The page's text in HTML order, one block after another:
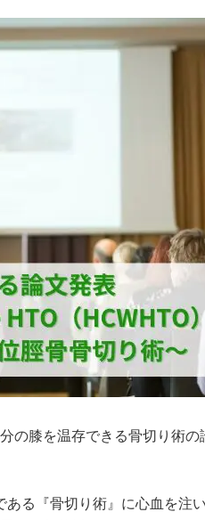
の膝を温存できる骨切り術の
る『骨切り術』に心血を注